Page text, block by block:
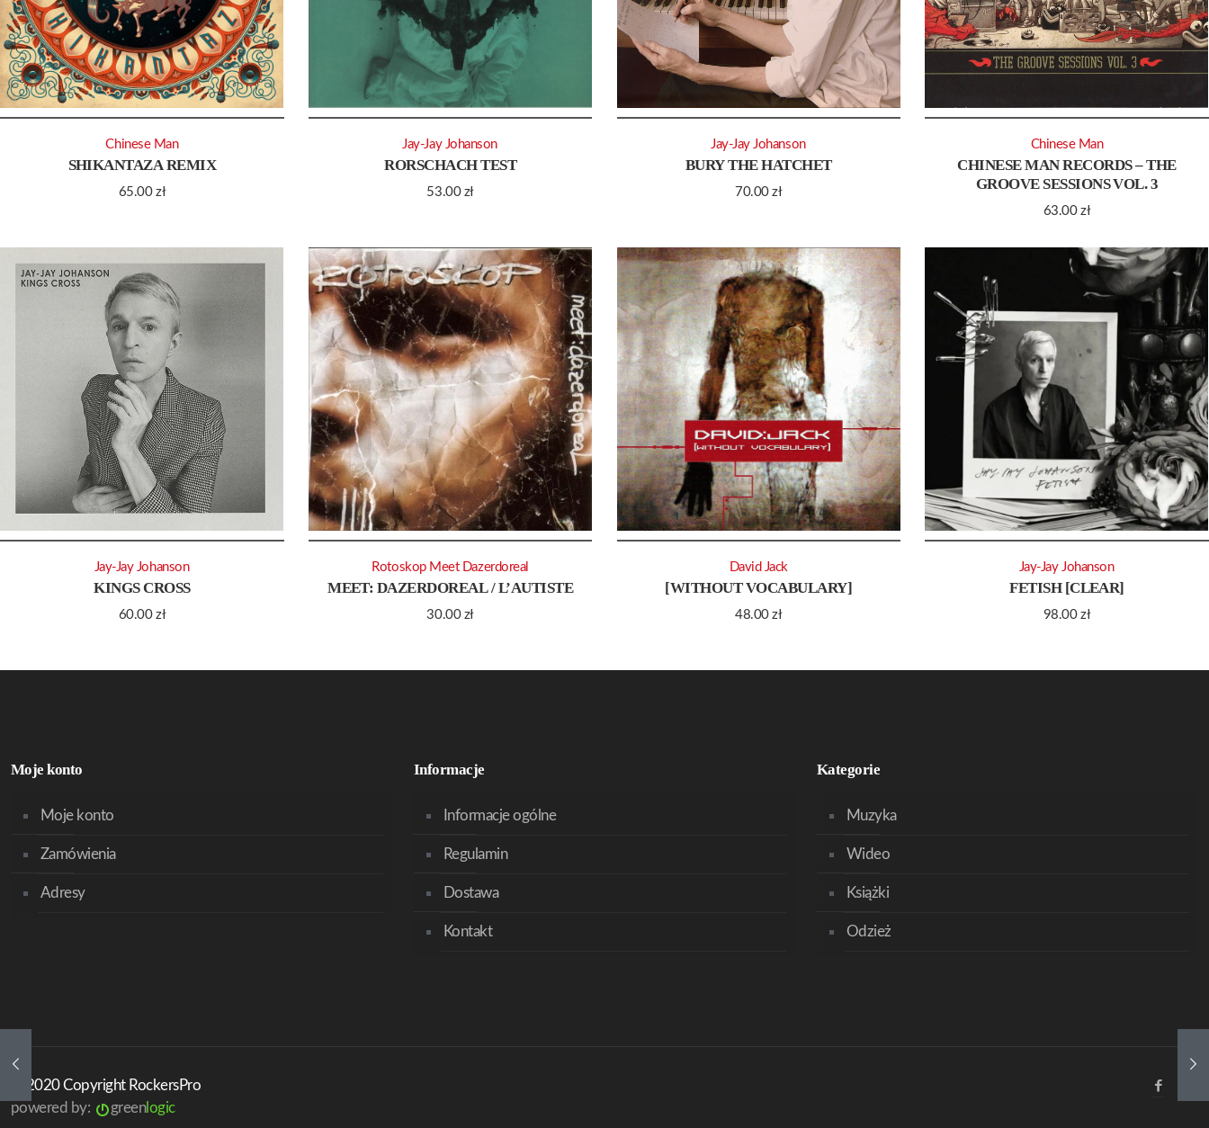
SHIKANTAZA REMIX
65.00zł
Chinese Man
RORSCHACH TEST
53.00 zł
Jay-Jay Johanson
BURY THE HATCHET
70.00zł
Jay-Jay Johanson
CHINESE MAN RECORDS – THE
GROOVE SESSIONS VOL. 3
63.00zł
Chinese Man
KINGS CROSS
60.00zł
Jay-Jay Johanson
MEET: DAZERDOREAL / L’AUTISTE
30.00 zł
Rotoskop Meet Dazerdoreal
[WITHOUT VOCABULARY]
48.00zł
David Jack
FETISH [CLEAR]
98.00zł
Jay-Jay Johanson
Moje konto
Moje konto
Zamówienia
Adresy
Informacje
Informacje ogólne
Regulamin
Dostawa
Kontakt
Kategorie
Muzyka
Wideo
Książki
Odzież
© 2020 Copyright RockersPro
powered by:
greenlogic